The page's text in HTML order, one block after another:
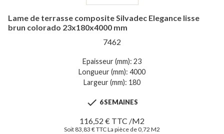
Lame de terrasse composite Silvadec Elegance lisse
brun colorado 23x180x4000 mm
7462
Epaisseur (mm): 23
Longueur (mm): 4000
Largeur (mm): 180
 6 SEMAINES
116,52 € TTC /M2
Soit 83,83 € TTC La pièce de 0,72 M2